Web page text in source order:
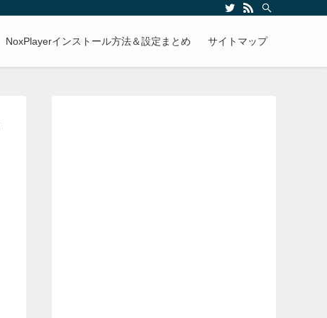
NoxPlayerインストール方法＆設定まとめ サイトマップ